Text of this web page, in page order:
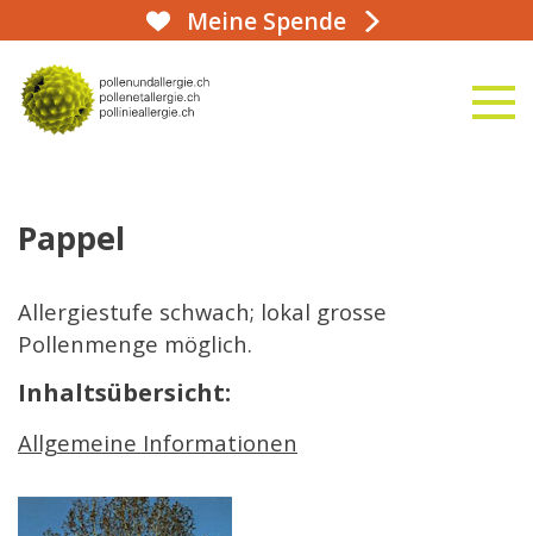
Meine Spende
aha!infoline 031 359 90 50
Pappel
Allergiestufe schwach; lokal grosse
Pollenmenge möglich.
Inhaltsübersicht:
Allgemeine Informationen